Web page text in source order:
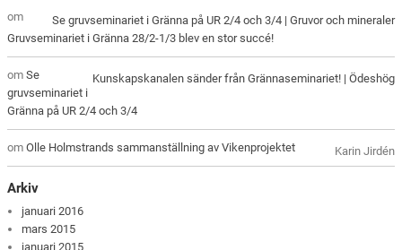
Se gruvseminariet i Gränna på UR 2/4 och 3/4 | Gruvor och mineraler
om
Gruvseminariet i Gränna 28/2-1/3 blev en stor succé!
Kunskapskanalen sänder från Grännaseminariet! | Ödeshög
omSe
gruvseminariet i
Gränna på UR 2/4 och 3/4
Karin Jirdén
omOlle Holmstrands sammanställning av Vikenprojektet
Arkiv
januari 2016
mars 2015
januari 2015